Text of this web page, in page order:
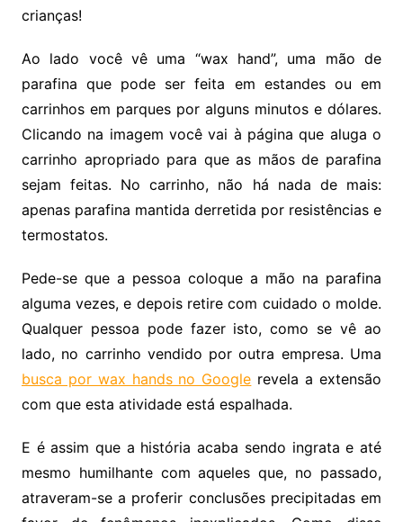
crianças!
Ao lado você vê uma “wax hand”, uma mão de
parafina que pode ser feita em estandes ou em
carrinhos em parques por alguns minutos e dólares.
Clicando na imagem você vai à página que aluga o
carrinho apropriado para que as mãos de parafina
sejam feitas. No carrinho, não há nada de mais:
apenas parafina mantida derretida por resistências e
termostatos.
Pede-se que a pessoa coloque a mão na parafina
alguma vezes, e depois retire com cuidado o molde.
Qualquer pessoa pode fazer isto, como se vê ao
lado, no carrinho vendido por outra empresa. Uma
busca por wax hands no Google revela a extensão
com que esta atividade está espalhada.
E é assim que a história acaba sendo ingrata e até
mesmo humilhante com aqueles que, no passado,
atraveram-se a proferir conclusões precipitadas em